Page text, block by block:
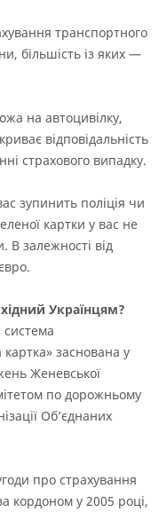
транспортного
більшість із яких —
на автоцивілку,
відповідальність
страхового випадку.
зупинить поліція чи
картки у вас не
залежності від
Українцям?
заснована у
Женевської
по дорожньому
Об’єднаних
про страхування
кордоном у 2005 році,